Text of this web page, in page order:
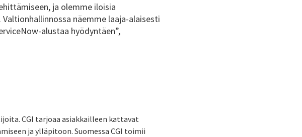
ja olemme iloisia
näemme laaja-alaisesti
alustaa hyödyntäen”,
CGI tarjoaa asiakkailleen kattavat
ja ylläpitoon. Suomessa CGI toimii